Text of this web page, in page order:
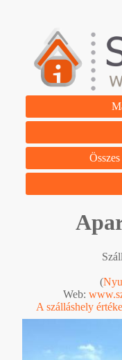
(
Web:
A szálláshely